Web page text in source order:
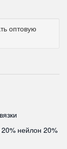
оптовую
нейлон 20%